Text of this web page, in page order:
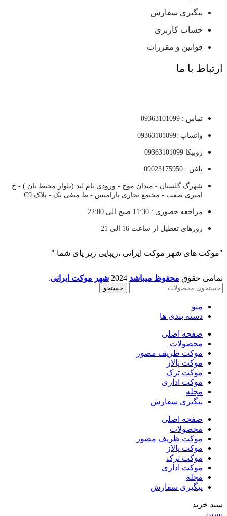
پیگیری سفارش
حساب کاربری
قوانین و مقررات
ارتباط با ما
تماس : 09363101099
واتساپ :09363101099
روبیکا 09363101099
تلفن : 09023175950
شهرگ گلستان - میدان موج - ورودی بام لند (بلوار محیط بان ) - خ
امیری صفت - مجتمع تجاری پارامیس - ط منفی یک - پلاک C9
مراجعه حضوری : 11:30 صبح الی 22:00
روزهای تعطیل از ساعت 16 الی 21
"موکت های شهر موکت ایرانی ،زیبایی زیر پای شما "
تمامی حقوق محفوظ میباشد شهر موکت ایرانی.
جستجو
منو
دسته بندی ها
صفحه اصلی
محصولات
موکت ظریف مصور
موکت پالاز
موکت ترک
موکت اداری
مجله
پیگیری سفارش
صفحه اصلی
محصولات
موکت ظریف مصور
موکت پالاز
موکت ترک
موکت اداری
مجله
پیگیری سفارش
سبد خرید
بستن